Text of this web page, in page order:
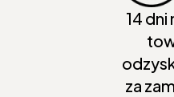
14 dni
za